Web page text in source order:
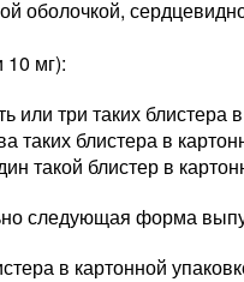
оболочкой,
мг):
или три таких блистера
таких блистера в
такой блистер в
следующая форма
в картонной